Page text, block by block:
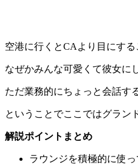
空港に行くとCAより目にする
なぜかみんな可愛くて彼女に
ただ業務的にちょっと会話
ということでここではグラン
解説ポイントまとめ
ラウンジを積極的に使